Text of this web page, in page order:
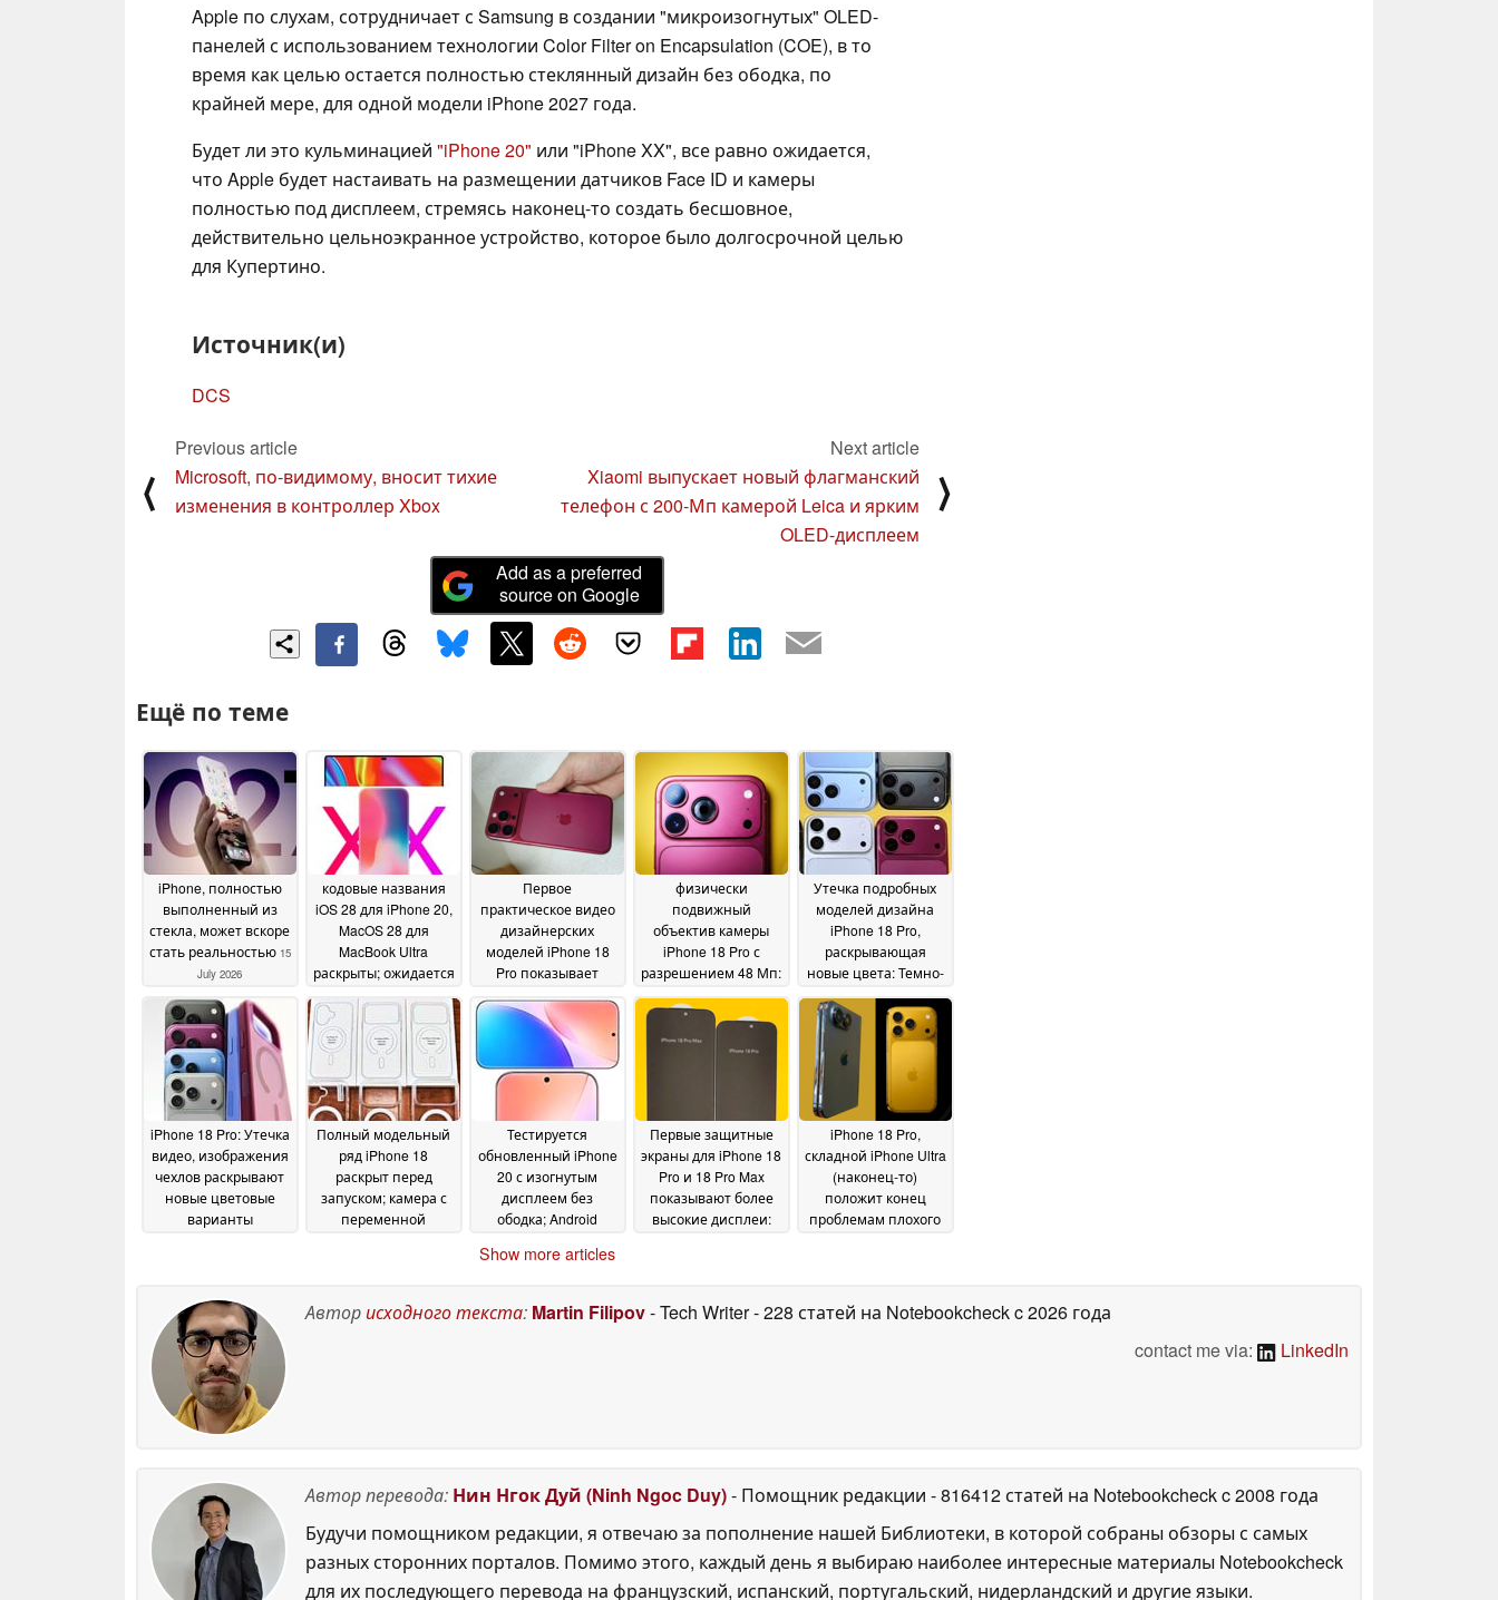
Apple по слухам, сотрудничает с Samsung в создании "микроизогнутых" OLED-
панелей с использованием технологии Color Filter on Encapsulation (COE), в то
время как целью остается полностью стеклянный дизайн без ободка, по
крайней мере, для одной модели iPhone 2027 года.
Будет ли это кульминацией "iPhone 20" или "iPhone XX", все равно ожидается,
что Apple будет настаивать на размещении датчиков Face ID и камеры
полностью под дисплеем, стремясь наконец-то создать бесшовное,
действительно цельноэкранное устройство, которое было долгосрочной целью
для Купертино.
Источник(и)
DCS
⟨
Previous article
Microsoft, по-видимому, вносит тихие
изменения в контроллер Xbox
Next article
Xiaomi выпускает новый флагманский
телефон с 200-Мп камерой Leica и ярким
OLED-дисплеем
⟩
Add as a preferred
source on Google
Ещё по теме
iPhone, полностью
выполненный из
стекла, может вскоре
стать реальностью 15
July 2026
кодовые названия
iOS 28 для iPhone 20,
MacOS 28 для
MacBook Ultra
раскрыты; ожидается
01 June 2026
Первое
практическое видео
дизайнерских
моделей iPhone 18
Pro показывает
разном освещении
31 May 2026
физически
подвижный
объектив камеры
iPhone 18 Pro с
разрешением 48 Мп:
показывает, что
Apple платит за
обновление целое
Утечка подробных
моделей дизайна
iPhone 18 Pro,
раскрывающая
новые цвета: Темно-
голубой, черный и
серебристый29 May
iPhone 18 Pro: Утечка
видео, изображения
чехлов раскрывают
новые цветовые
варианты
Полный модельный
ряд iPhone 18
раскрыт перед
запуском; камера с
переменной
Тестируется
обновленный iPhone
20 с изогнутым
дисплеем без
ободка; Android
изменением
2026
Первые защитные
экраны для iPhone 18
Pro и 18 Pro Max
показывают более
высокие дисплеи:
iPhone 18 Pro,
складной iPhone Ultra
(наконец-то)
положит конец
проблемам плохого
свежей утечке
22 May
Show more articles
Авторисходного текста: Martin Filipov- Tech Writer- 228 статей на Notebookcheckc 2026 года
contact me via:
LinkedIn
Автор перевода: Нин Нгок Дуй (Ninh Ngoc Duy)- Помощник редакции - 816412 статей на Notebookcheckc 2008 года
Будучи помощником редакции, я отвечаю за пополнение нашей Библиотеки, в которой собраны обзоры с самых
разных сторонних порталов. Помимо этого, каждый день я выбираю наиболее интересные материалы Notebookcheck
для их последующего перевода на французский, испанский, португальский, нидерландский и другие языки.